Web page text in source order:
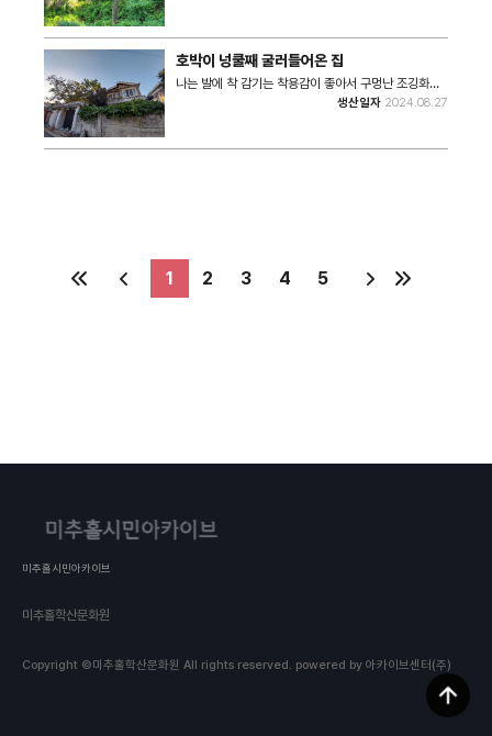
것들>을 통해 수집된 사진입니다.
호박이 넝쿨째 굴러들어온 집
나는 발에 착 감기는 착용감이 좋아서 구멍난 조깅화를
버릴 수 없었다. 이곳저곳 나와 함께 다니다 보니 바늘
가 사는 집도 낡은 조깅화 같은 것이 아닐까? 하는 생각
주를 기념하며 심었던 게 아닐까? 푸릇푸릇 풍성한 잎과
통통하게 살찐 나무 둥치, 허름한 담벽은 그 자체만으로
집 주인과 함께 살아온 집의 내력을 말하는 듯 하다. 낡
주안동 촬영일자: 2024년 8월 27일 사진장수: 1장 #.
생산일자 2024.08.27
1 2 3 4 5
미추홀시민아카이브
미추홀학산문화원
Copyright ©미추홀학산문화원 All rights reserved. powered by 아카이브센터(주)